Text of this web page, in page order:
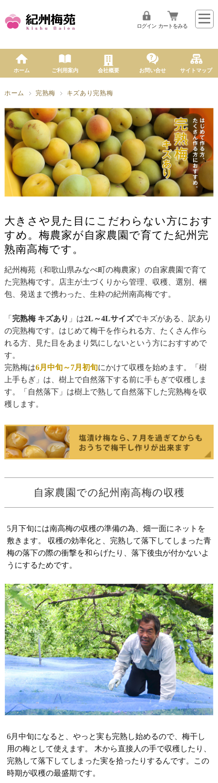
ログイン カートをみる
ホーム ご利用案内 会社概要 お問い合せ サイトマップ
ホーム 完熟梅 キズあり完熟梅
大きさや見た目にこだわらない方におす
すめ。梅農家が自家農園で育てた紀州完
熟南高梅です。
紀州梅苑（和歌山県みなべ町の梅農家）の自家農園で育て
た完熟梅です。店主が土づくりから管理、収穫、選別、梱
包、発送まで携わった、生粋の紀州南高梅です。
「 完熟梅 キズあり 」は2L～4Lサイズでキズがある、訳あり
の完熟梅です。はじめて梅干を作られる方、たくさん作ら
れる方、見た目をあまり気にしないという方におすすめで
す。
完熟梅は6月中旬～7月初旬にかけて収穫を始めます。「樹
上手もぎ」は、樹上で自然落下する前に手もぎで収穫しま
す。「自然落下」は樹上で熟して自然落下した完熟梅を収
穫します。
自家農園での紀州南高梅の収穫
5月下旬には南高梅の収穫の準備の為、畑一面にネットを
敷きます。 収穫の効率化と、完熟して落下してしまった青
梅の落下の際の衝撃を和らげたり、落下後虫が付かないよ
うにするためです。
6月中旬になると、やっと実も完熟し始めるので、梅干し
用の梅として使えます。 木から直接人の手で収穫したり、
完熟して落下してしまった実を拾ったりするんです。この
時期が収穫の最盛期です。